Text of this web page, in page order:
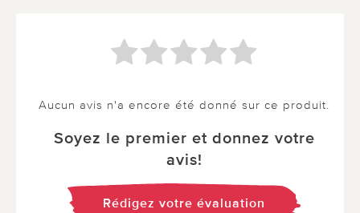
Aucun avis n'a encore été donné sur ce produit.
Soyez le premier et donnez votre
avis!
Rédigez votre évaluation